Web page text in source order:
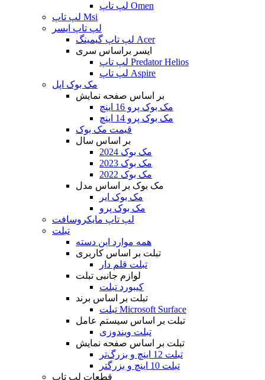
لپ تاپ Omen
لپ تاپ Msi
لپ تاپ ایسر
لپ تاپ گیمینگ Acer
ایسر براساس سری
لپ تاپ Predator Helios
لپ تاپ Aspire
مک بوک اپل
بر اساس صفحه نمایش
مک بوک پرو 16 اینچ
مک بوک پرو 14 اینچ
قیمت مک بوک
بر اساس سال
مک بوک 2024
مک بوک 2023
مک بوک 2022
مک بوک بر اساس مدل
مک بوک ایر
مک بوک پرو
لپ تاپ مایکروسافت
تبلت
همه موارد این دسته
تبلت بر اساس کاربری
تبلت قلم دار
لوازم جانبی تبلت
کیبورد تبلت
تبلت بر اساس برند
تبلت Microsoft Surface
تبلت بر اساس سیستم عامل
تبلت ویندوزی
تبلت بر اساس صفحه نمایش
تبلت 12 اینچ و بزرگ‌تر
تبلت 10 اینچ و بزرگتر
قطعات لپ تاپ